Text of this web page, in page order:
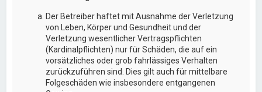
Der Betreiber haftet mit Ausnahme der Verletzung
von Leben, Körper und Gesundheit und der
Verletzung wesentlicher Vertragspflichten
(Kardinalpflichten) nur für Schäden, die auf ein
vorsätzliches oder grob fahrlässiges Verhalten
zurückzuführen sind. Dies gilt auch für mittelbare
Folgeschäden wie insbesondere entgangenen